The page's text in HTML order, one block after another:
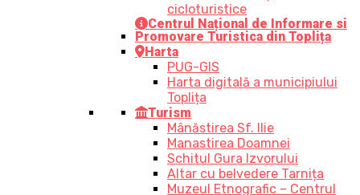
cicloturistice
Centrul Național de Informare si
Promovare Turistica din Toplița
Harta
PUG-GIS
Harta digitală a municipiului
Toplița
Turism
Mânăstirea Sf. Ilie
Manastirea Doamnei
Schitul Gura Izvorului
Altar cu belvedere Tarnița
Muzeul Etnografic – Centrul